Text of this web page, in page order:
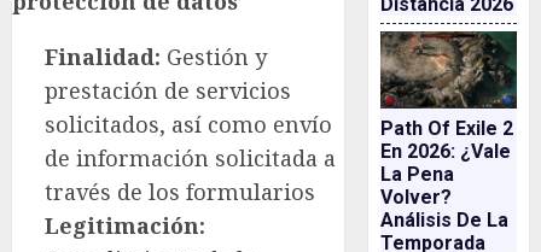
Finalidad: Gestión y
prestación de servicios
solicitados, así como envío
de información solicitada a
través de los formularios
Legitimación:
Distancia 2026
Path Of Exile 2
En 2026: ¿vale
La Pena
Volver?
Análisis De La
Temporada